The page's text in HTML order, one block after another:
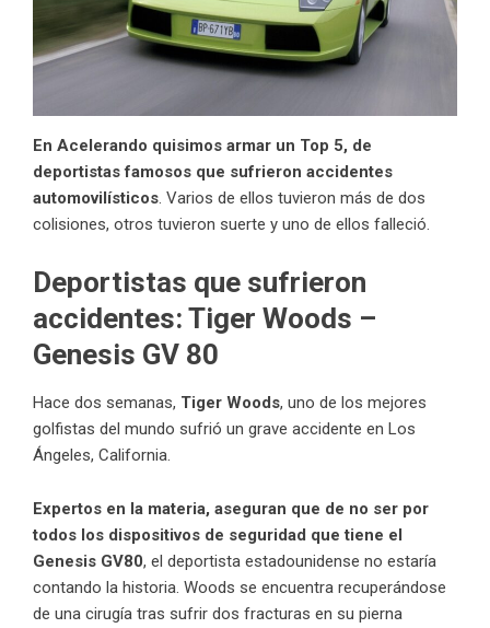
En Acelerando quisimos armar un Top 5, de
deportistas famosos que sufrieron accidentes
automovilísticos . Varios de ellos tuvieron más de dos
colisiones, otros tuvieron suerte y uno de ellos falleció.
Deportistas que sufrieron
accidentes: Tiger Woods –
Genesis GV 80
Hace dos semanas, Tiger Woods, uno de los mejores
golfistas del mundo sufrió un grave accidente en Los
Ángeles, California.
Expertos en la materia, aseguran que de no ser por
todos los dispositivos de seguridad que tiene el
Genesis GV80, el deportista estadounidense no estaría
contando la historia. Woods se encuentra recuperándose
de una cirugía tras sufrir dos fracturas en su pierna